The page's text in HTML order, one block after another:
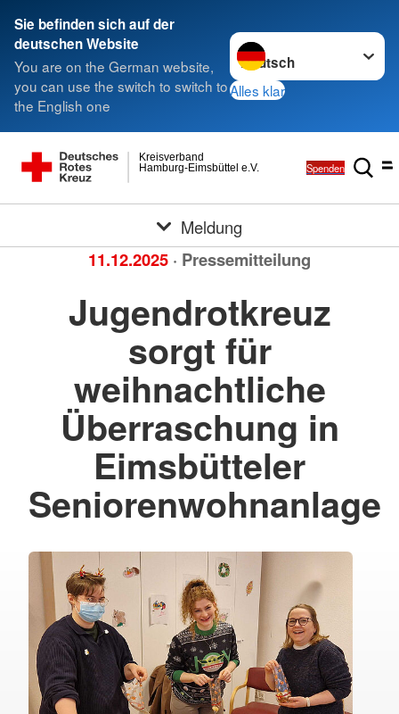
Sie befinden sich auf der
deutschen Website
You are on the German website,
you can use the switch to switch to
the English one
Sprache wechseln zu
Alles klar
Hamburg-Eimsbüttel e.V.
Kreisverband
Spenden
Meldung
11.12.2025 · Pressemitteilung
Jugendrotkreuz
sorgt für
weihnachtliche
Überraschung in
Eimsbütteler
Seniorenwohnanlage